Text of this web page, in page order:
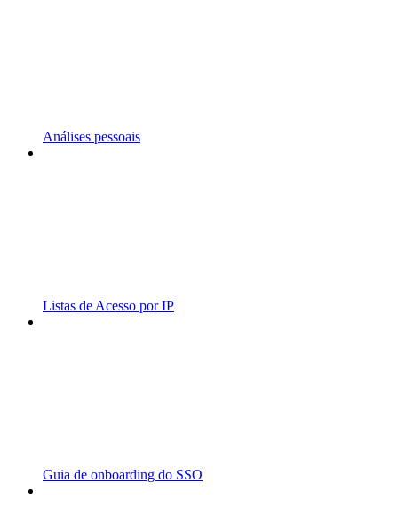
Análises pessoais
Listas de Acesso por IP
Guia de onboarding do SSO